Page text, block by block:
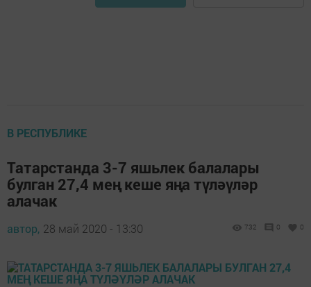
В РЕСПУБЛИКЕ
Татарстанда 3-7 яшьлек балалары
булган 27,4 мең кеше яңа түләүләр
алачак
автор, 28 май 2020 - 13:30 732 0 0